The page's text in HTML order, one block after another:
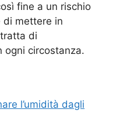
fine a un rischio
di mettere in
di
ogni circostanza.
l’umidità dagli